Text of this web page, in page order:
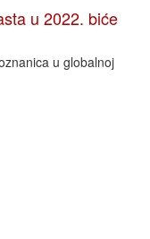
u 2022. biće
u globalnoj